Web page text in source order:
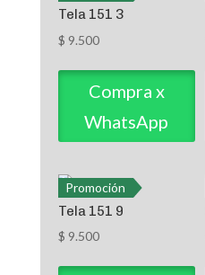
Tela 151 3
$ 9.500
Compra x
WhatsApp
Promoción
Tela 151 9
$ 9.500